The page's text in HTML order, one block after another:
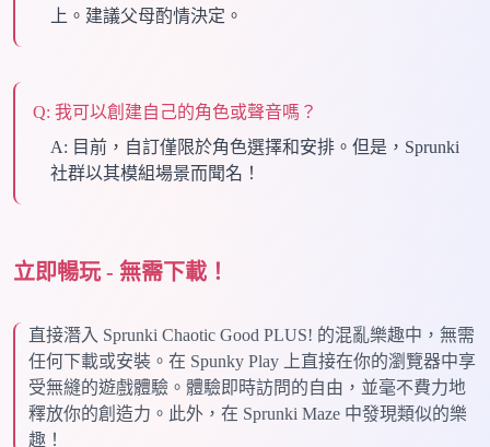
上。建議父母酌情決定。
Q: 我可以創建自己的角色或聲音嗎？
A: 目前，自訂僅限於角色選擇和安排。但是，Sprunki
社群以其模組場景而聞名！
立即暢玩 - 無需下載！
直接潛入 Sprunki Chaotic Good PLUS! 的混亂樂趣中，無需
任何下載或安裝。在 Spunky Play 上直接在你的瀏覽器中享
受無縫的遊戲體驗。體驗即時訪問的自由，並毫不費力地
釋放你的創造力。此外，在 Sprunki Maze 中發現類似的樂
趣！